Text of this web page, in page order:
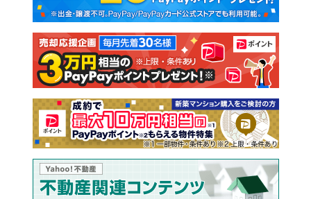
新築一戸建て 中古一戸建て
注文住宅 土地
売却査定